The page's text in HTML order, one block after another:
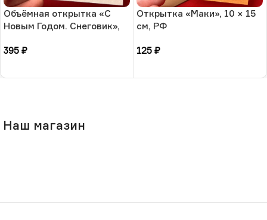
Объёмная открытка «С
Новым Годом. Снеговик»,
395 ₽
Открытка «Маки», 10 × 15
см, РФ
125 ₽
Наш магазин